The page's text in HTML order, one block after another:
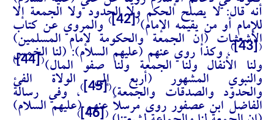
أنه قال: لا يصلح الحكم ولا الحدود ولا الجمعة إلا
للإمام أو من يقيمه الإمام)(
[42]
) والمروي عن كتاب
الأشعثيات (إن الجمعة والحكومة لإمام المسلمين)
(
[43]
)، وكذا روي عنهم (عليهم السلام): (لنا الخمس
ولنا الأنفال ولنا الجمعة ولنا صفو المال)(
[44]
)
والنبوي المشهور (أربع إلى الولاة الفئ
والحدود والصدقات والجمعة)(
[45]
)، وفي رسالة
الفاضل ابن عصفور روى مرسلاً عنهم (عليهم السلام)
(
[46]
)